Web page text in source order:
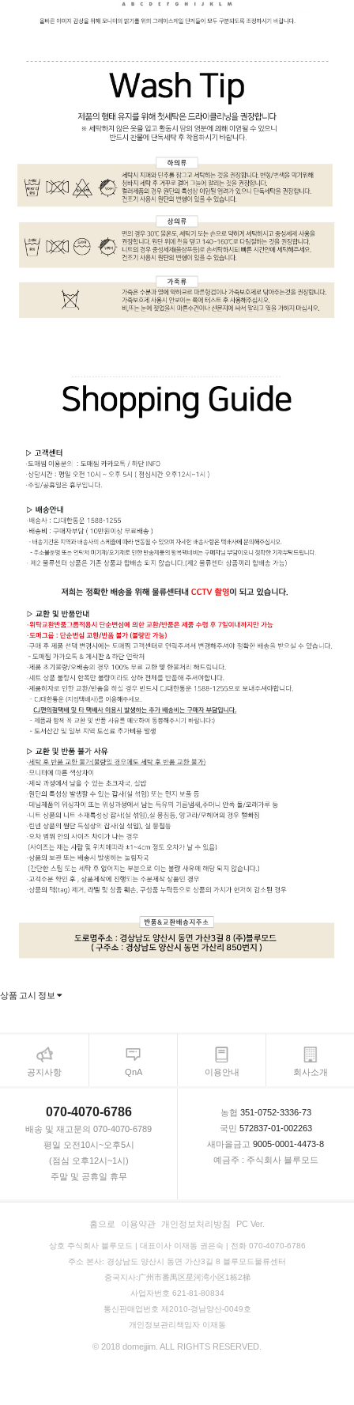
상품 고시 정보
공지사항 QnA 이용안내 회사소개
070-4070-6786
배송 및 재고문의 070-4070-6789
평일 오전10시~오후5시
(점심 오후12시~1시)
주말 및 공휴일 휴무
농협 351-0752-3336-73
국민 572837-01-002263
새마을금고 9005-0001-4473-8
예금주 : 주식회사 블루모드
홈으로 이용약관 개인정보처리방침 PC Ver.
상호 주식회사 블루모드 | 대표이사 이재동 권은숙 | 전화 070-4070-6786
주소 본사: 경상남도 양산시 동면 가산3길 8 블루모드물류센터
중국지사:广州市番禺区星河湾小区1栋2梯
사업자번호 621-81-80834
통신판매업번호 제2010-경남양산-0049호
개인정보관리책임자 이재동
© 2018 domejjim. ALL RIGHTS RESERVED.